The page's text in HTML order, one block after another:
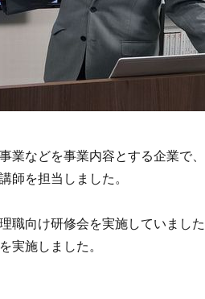
業などを事業内容とする企業で
師を担当しました。
職向け研修会を実施していまし
実施しました。